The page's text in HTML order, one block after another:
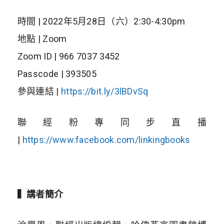
時間 | 2022年5月28日（六）2:30-4:30pm
地點 | Zoom
Zoom ID | 966 7037 3452
Passcode | 393505
參與連結 | https://bit.ly/3lBDvSq
聯經粉專同步直播
| https://www.facebook.com/linkingbooks
▍講者簡介